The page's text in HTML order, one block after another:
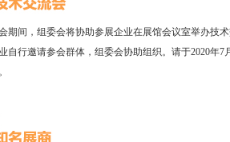
期间，组委会将协助参展企业在展馆会议室举办技
自行邀请参会群体，组委会协助组织。请于2020年